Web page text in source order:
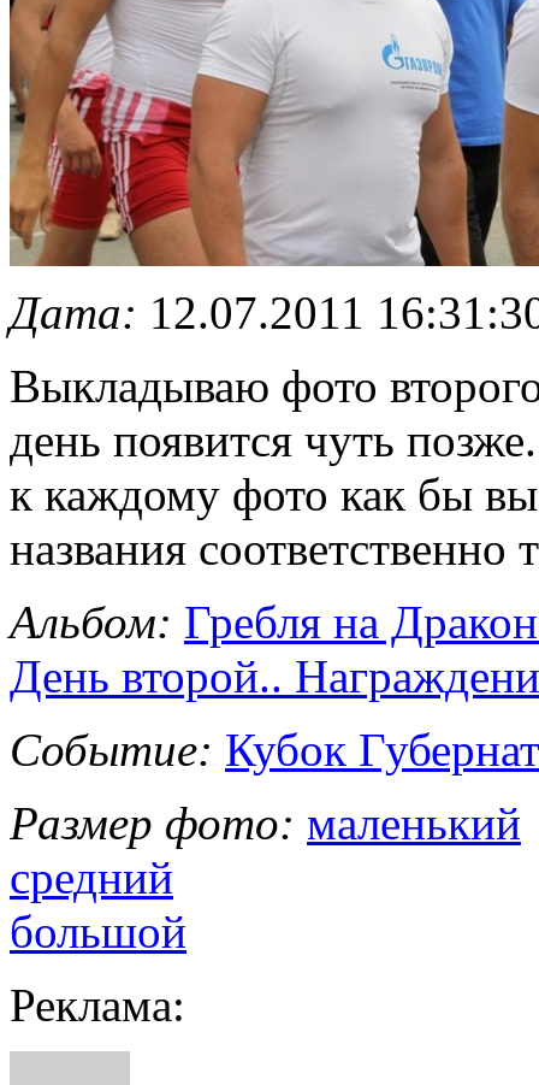
Дата: 12.07.2011
Выкладываю фото
день появится чуть
к каждому фото как бы
названия соответственно
Альбом: Гребля на
День второй..
Событие: Кубок
Размер фото: маленький
средний
большой
Реклама: